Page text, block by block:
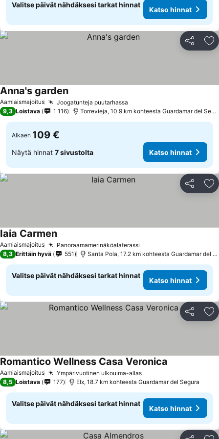
Valitse päivät nähdäksesi tarkat hinnat
Katso hinnat
Jaa
Aamiaismajoitus Joogatunteja puutarhassa
Anna's garden
9,3 Loistava 1 116 Torrevieja, 10.9 km kohteesta Guardamar del Segura
Alkaen 109 €
Näytä hinnat 7 sivustolta Katso hinnat
Jaa
Aamiaismajoitus Panoraamamerinäköalaterassi
Iaia Carmen
8,3 Erittäin hyvä 551 Santa Pola, 17.2 km kohteesta Guardamar del Segura
Valitse päivät nähdäksesi tarkat hinnat
Katso hinnat
Jaa
Aamiaismajoitus Ympärivuotinen ulkouima-allas
Romantico Wellness Casa Veronica
8,5 Loistava 177 Elx, 18.7 km kohteesta Guardamar del Segura
Valitse päivät nähdäksesi tarkat hinnat
Katso hinnat